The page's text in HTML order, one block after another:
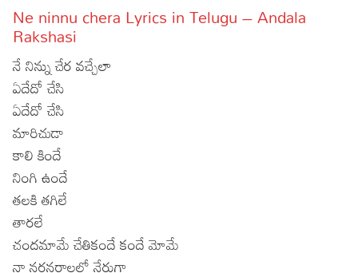
Articles
Facts
Devotional
Christianity
Hinduism
Hindi
Lyrics in Hindi – Devotional Songs
Lyrics in Hindi – Movie Songs
Tamil
Lyrics in Tamil – Devotional Songs
Lyrics in Tamil – Movie Songs
Kannada
Lyrics in Kannada – Movie Songs
Ne ninnu chera Lyrics in Telugu – Andala
Rakshasi
నే నిన్ను చేర వచ్చేలా
ఏదేదో చేసి
ఏదేదో చేసి
మారిచుడా
కాలి కిందే
నింగి ఉందే
తలకి తగిలే
తారలే
చందమామే చేతికందే కందే మోమే
నా నరనరాలలో నేరుగా